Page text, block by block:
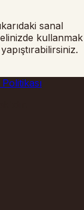
sanal
kullanmak